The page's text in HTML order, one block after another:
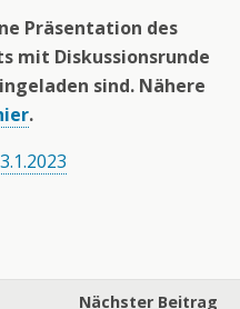
Präsentation des
mit Diskussionsrunde
sind. Nähere
.
Nächster Beitrag